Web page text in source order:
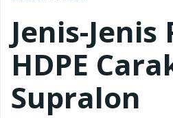
Jenis-Jenis
HDPE
Supralon